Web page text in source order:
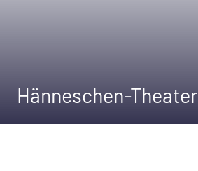
Hänneschen-Theater